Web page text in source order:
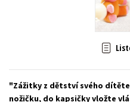
Zážitky z dětství svého
nožičku, do kapsičky vložte